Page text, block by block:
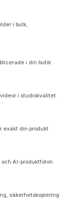
i bulk,
i din butik
i studiokvalitet.
exakt din produkt
AI-produktfoton
säkerhetskopiering